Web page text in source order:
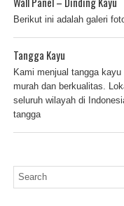
Berikut ini adalah galeri
Tangga Kayu
Kami menjual tangga
murah dan berkualitas.
seluruh wilayah di
tangga